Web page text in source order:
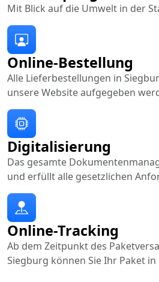
Online-Bestellung
Alle Lieferbestellungen in
unsere Website aufgegeben
Online-Tracking
Ab dem Zeitpunkt des
Siegburg können Sie Ihr Paket
Digitalisierung
Das gesamte
und erfüllt alle gesetzlichen
Mit Blick auf die Umwelt in der